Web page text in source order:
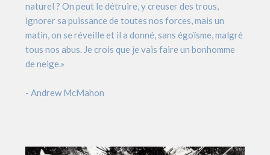
naturel ? On peut le détruire, y creuser des trous,
ignorer sa puissance de toutes nos forces, mais un
matin, on se réveille et il a donné, sans égoïsme, malgré
tous nos abus. Je crois que je vais faire un bonhomme
de neige.»
- Andrew McMahon